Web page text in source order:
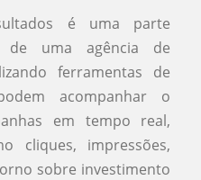
é uma parte
de uma agência de
ferramentas de
acompanhar o
em tempo real,
cliques, impressões,
sobre investimento